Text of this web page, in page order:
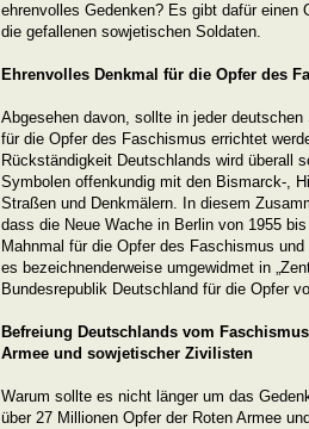
ehrenvolles Gedenken? Es gibt dafür einen
die gefallenen sowjetischen Soldaten.
Ehrenvolles Denkmal für die Opfer des
Abgesehen davon, sollte in jeder
für die Opfer des Faschismus errichtet
Rückständigkeit Deutschlands wird überall
Symbolen offenkundig mit den Bismarck-,
Straßen und Denkmälern. In diesem
dass die Neue Wache in Berlin von 1955
Mahnmal für die Opfer des Faschismus
es bezeichnenderweise umgewidmet in
Bundesrepublik Deutschland für die Opfer
Befreiung Deutschlands vom
Armee und sowjetischer Zivilisten
Warum sollte es nicht länger um das
über 27 Millionen Opfer der Roten Armee